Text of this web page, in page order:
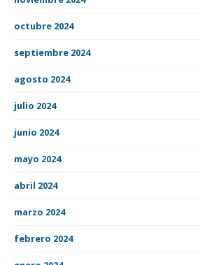
octubre 2024
septiembre 2024
agosto 2024
julio 2024
junio 2024
mayo 2024
abril 2024
marzo 2024
febrero 2024